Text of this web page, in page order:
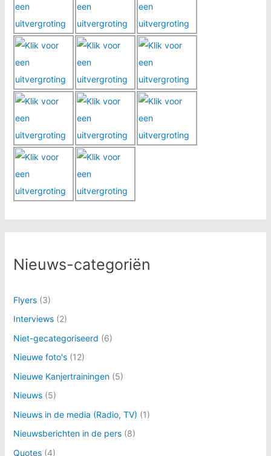
Nieuws-categoriën
Flyers(3)
Interviews(2)
Niet-gecategoriseerd (6)
Nieuwe foto's(12)
Nieuwe Kanjertrainingen(5)
Nieuws(5)
Nieuws in de media (Radio, TV) (1)
Nieuwsberichten in de pers(8)
Quotes(4)